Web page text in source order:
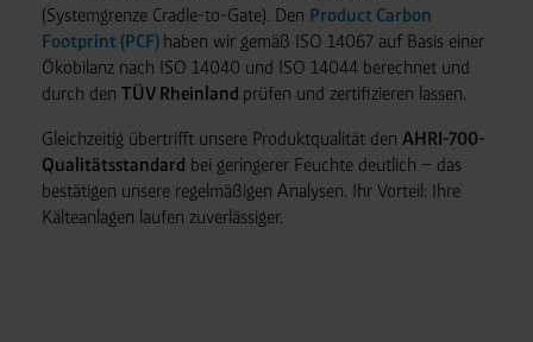
(Systemgrenze Cradle-to-Gate). Den Product Carbon
Footprint (PCF) haben wir gemäß ISO 14067 auf Basis einer
Ökobilanz nach ISO 14040 und ISO 14044 berechnet und
durch den TÜV Rheinland prüfen und zertifizieren lassen.
Gleichzeitig übertrifft unsere Produktqualität den AHRI-700-
Qualitätsstandard bei geringerer Feuchte deutlich – das
bestätigen unsere regelmäßigen Analysen. Ihr Vorteil: Ihre
Kälteanlagen laufen zuverlässiger.